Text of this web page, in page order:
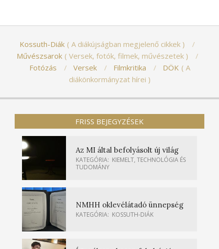
Kossuth-Diák
A diákújságban megjelenő cikkek
Művészsarok
Versek, fotók, filmek, művészetek
Fotózás
Versek Filmkritika DÖK
A
diákönkormányzat hírei
FRISS BEJEGYZÉSEK
Az MI által befolyásolt új világ
KATEGÓRIA: KIEMELT, TECHNOLÓGIA ÉS
TUDOMÁNY
NMHH oklevélátadó ünnepség
KATEGÓRIA: KOSSUTH-DIÁK